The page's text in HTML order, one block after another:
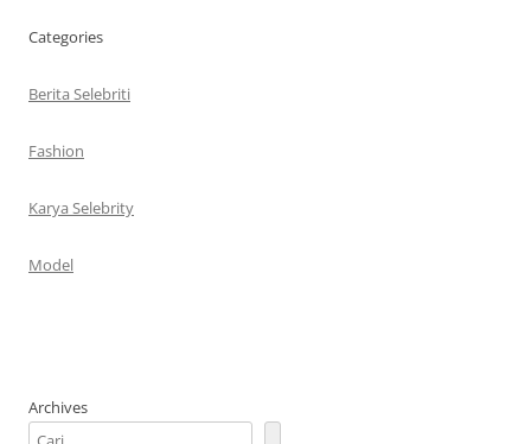
Categories
Berita Selebriti
Fashion
Karya Selebrity
Model
Archives